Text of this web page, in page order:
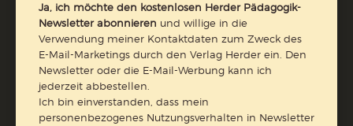
Weiterführende Informationen finden Sie in unseren
Datenschutzhinweisen.
E-Mail
Ja, ich möchte den kostenlosen Herder Pädagogik-
Newsletter abonnieren und willige in die
Verwendung meiner Kontaktdaten zum Zweck des
E-Mail-Marketings durch den Verlag Herder ein. Den
Newsletter oder die E-Mail-Werbung kann ich
jederzeit abbestellen.
Ich bin einverstanden, dass mein
personenbezogenes Nutzungsverhalten in Newsletter